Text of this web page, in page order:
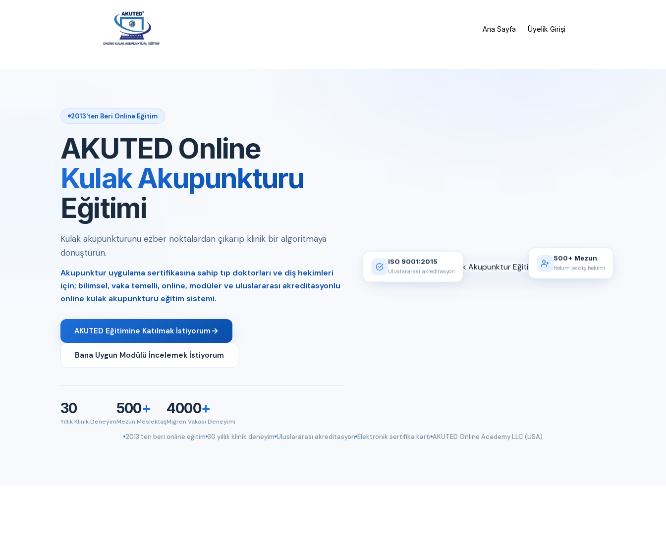
Ana Sayfa Üyelik Girişi
2013'ten Beri Online Eğitim
AKUTED Online
Kulak Akupunkturu
Eğitimi
Kulak akupunkturunu ezber noktalardan çıkarıp klinik bir algoritmaya
dönüştürün.
Akupunktur uygulama sertifikasına sahip tıp doktorları ve diş hekimleri
için; bilimsel, vaka temelli, online, modüler ve uluslararası akreditasyonlu
online kulak akupunkturu eğitim sistemi.
AKUTED Eğitimine Katılmak İstiyorum
Bana Uygun Modülü İncelemek İstiyorum
30
Yıllık Klinik Deneyim
500+
Mezun Meslektaş
4000+
Migren Vakası Deneyimi
ISO 9001:2015
Uluslararası akreditasyon
500+ Mezun
Hekim ve diş hekimi
2013'ten beri online eğitim 30 yıllık klinik deneyim Uluslararası akreditasyon Elektronik sertifika kartı AKUTED Online Academy LLC (USA)